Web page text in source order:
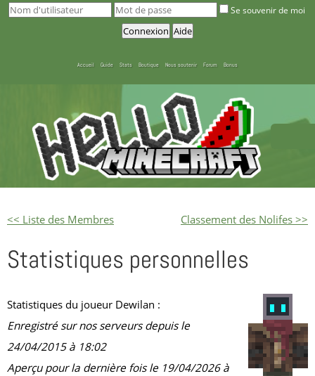
Se souvenir de moi
Accueil Guide Stats Boutique Nous soutenir Forum Bonus
<< Liste des Membres Classement des Nolifes >>
Statistiques personnelles
Statistiques du joueur Dewilan :
Enregistré sur nos serveurs depuis le
24/04/2015 à 18:02
Aperçu pour la dernière fois le 19/04/2026 à